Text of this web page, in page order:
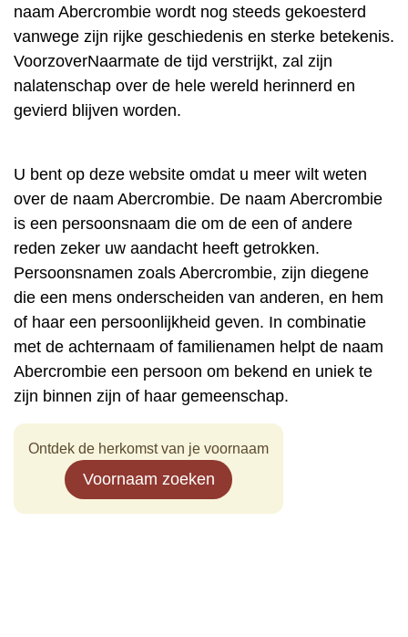
naam Abercrombie wordt nog steeds gekoesterd
vanwege zijn rijke geschiedenis en sterke betekenis.
VoorzoverNaarmate de tijd verstrijkt, zal zijn
nalatenschap over de hele wereld herinnerd en
gevierd blijven worden.
U bent op deze website omdat u meer wilt weten
over de naam Abercrombie. De naam Abercrombie
is een persoonsnaam die om de een of andere
reden zeker uw aandacht heeft getrokken.
Persoonsnamen zoals Abercrombie, zijn diegene
die een mens onderscheiden van anderen, en hem
of haar een persoonlijkheid geven. In combinatie
met de achternaam of familienamen helpt de naam
Abercrombie een persoon om bekend en uniek te
zijn binnen zijn of haar gemeenschap.
Ontdek de herkomst van je voornaam
Voornaam zoeken